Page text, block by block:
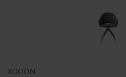
XOOON